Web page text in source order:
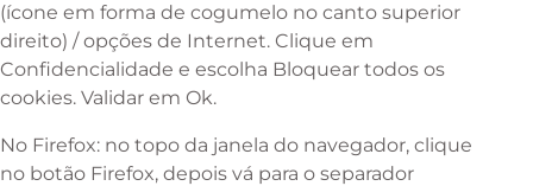
(ícone em forma de cogumelo no canto superior
direito) / opções de Internet. Clique em
Confidencialidade e escolha Bloquear todos os
cookies. Validar em Ok.
No Firefox: no topo da janela do navegador, clique
no botão Firefox, depois vá para o separador